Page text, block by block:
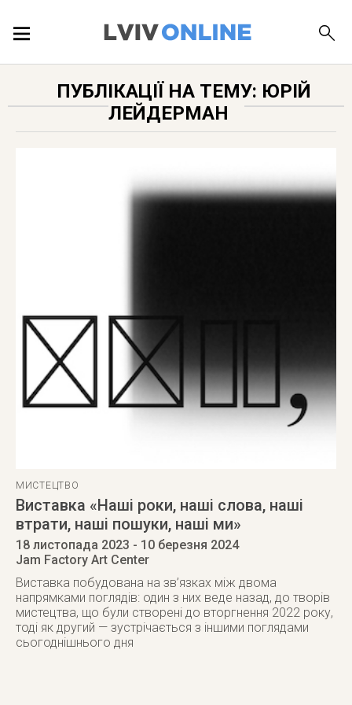
ПУБЛІКАЦІЇ НА ТЕМУ: ЮРІЙ
ЛЕЙДЕРМАН
МИСТЕЦТВО
Виставка «Наші роки, наші слова, наші
втрати, наші пошуки, наші ми»
18 листопада 2023 - 10 березня 2024
Jam Factory Art Center
Виставка побудована на зв’язках між двома
напрямками поглядів: один з них веде назад, до творів
мистецтва, що були створені до вторгнення 2022 року,
тоді як другий — зустрічається з іншими поглядами
сьогоднішнього дня